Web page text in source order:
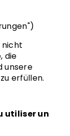
nicht
die
unsere
erfüllen.
utiliser un